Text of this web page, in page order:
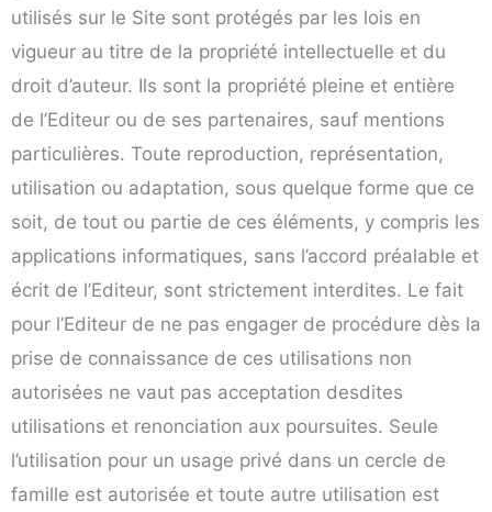
utilisés sur le Site sont protégés par les lois en
vigueur au titre de la propriété intellectuelle et du
droit d’auteur. Ils sont la propriété pleine et entière
de l’Editeur ou de ses partenaires, sauf mentions
particulières. Toute reproduction, représentation,
utilisation ou adaptation, sous quelque forme que ce
soit, de tout ou partie de ces éléments, y compris les
applications informatiques, sans l’accord préalable et
écrit de l’Editeur, sont strictement interdites. Le fait
pour l’Editeur de ne pas engager de procédure dès la
prise de connaissance de ces utilisations non
autorisées ne vaut pas acceptation desdites
utilisations et renonciation aux poursuites. Seule
l’utilisation pour un usage privé dans un cercle de
famille est autorisée et toute autre utilisation est